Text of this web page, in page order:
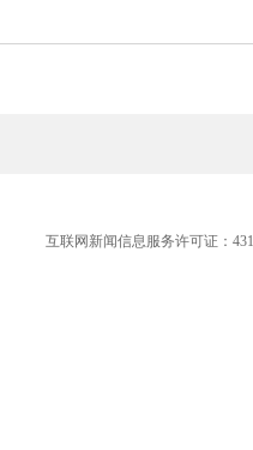
互联网新闻信息服务许可证：